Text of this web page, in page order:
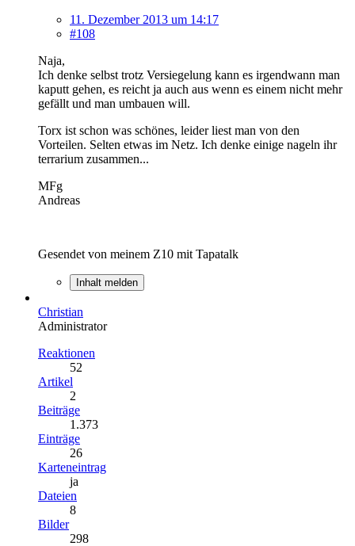
11. Dezember 2013 um 14:17
#108
Naja,
Ich denke selbst trotz Versiegelung kann es irgendwann man
kaputt gehen, es reicht ja auch aus wenn es einem nicht mehr
gefällt und man umbauen will.
Torx ist schon was schönes, leider liest man von den
Vorteilen. Selten etwas im Netz. Ich denke einige nageln ihr
terrarium zusammen...
MFg
Andreas
Gesendet von meinem Z10 mit Tapatalk
Inhalt melden
Christian
Administrator
Reaktionen
52
Artikel
2
Beiträge
1.373
Einträge
26
Karteneintrag
ja
Dateien
8
Bilder
298